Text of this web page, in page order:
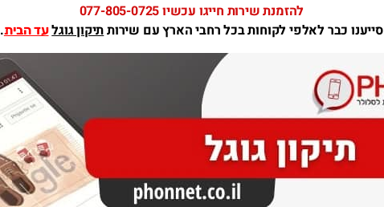
להזמנת שירות חייגו עכשיו 077-805-0725
סייענו כבר לאלפי לקוחות בכל רחבי הארץ עם שירותתיקון גוגל עד הבית.